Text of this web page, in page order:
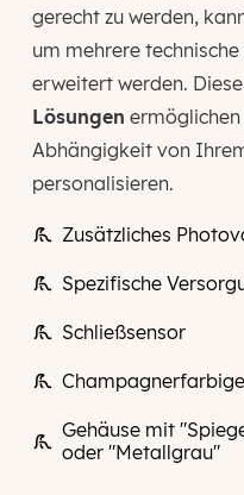
gerecht zu werden,
um mehrere
erweitert werden. Diese
Lösungen
Abhängigkeit von
personalisieren.
Zusätzliches
Spezifische
Schließsensor
Gehäuse mit
oder "Metallgrau"